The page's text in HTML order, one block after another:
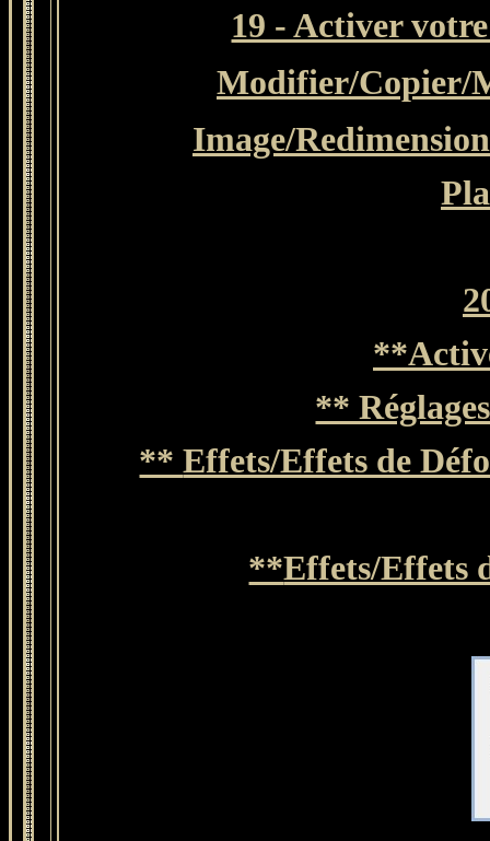
19 - Activer
Modifier/Copier/
Image/
**
**Effets/Effets de
**Effets/Effets